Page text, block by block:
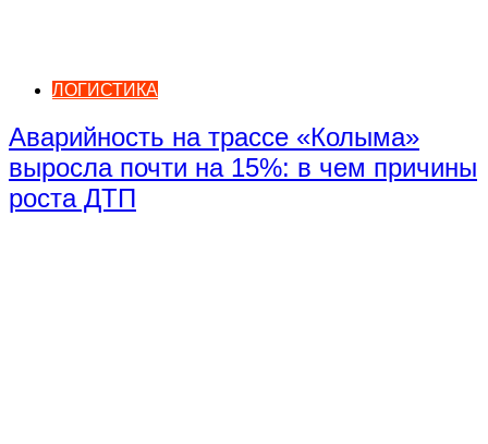
ЛОГИСТИКА
Аварийность на трассе «Колыма»
выросла почти на 15%: в чем причины
роста ДТП